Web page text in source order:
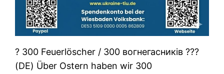
? 300 Feuerlöscher / 300 вогнегасників ???
​(DE) Über Ostern haben wir 300